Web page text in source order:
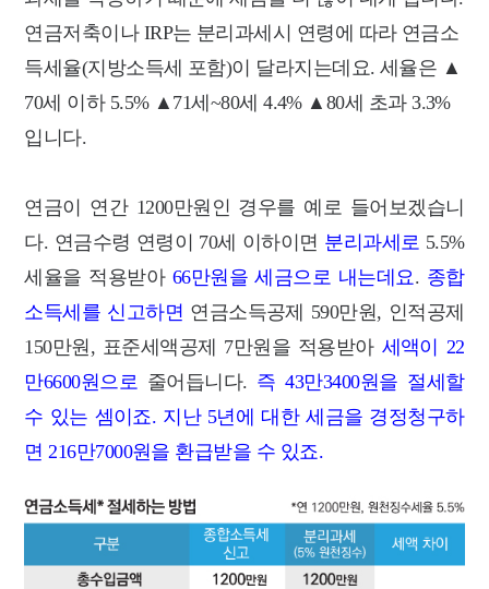
연금저축이나 IRP는 분리과세시 연령에 따라 연금소
득세율(지방소득세 포함)이 달라지는데요. 세율은 ▲
70세 이하 5.5% ▲71세~80세 4.4% ▲80세 초과 3.3%
입니다.
연금이 연간 1200만원인 경우를 예로 들어보겠습니
다. 연금수령 연령이 70세 이하이면 분리과세로 5.5%
세율을 적용받아66만원을 세금으로 내는데요. 종합
소득세를 신고하면 연금소득공제 590만원, 인적공제
150만원, 표준세액공제 7만원을 적용받아 세액이 22
만6600원으로 줄어듭니다. 즉 43만3400원을 절세할
수 있는 셈이죠. 지난 5년에 대한 세금을 경정청구하
면 216만7000원을 환급받을 수 있죠.